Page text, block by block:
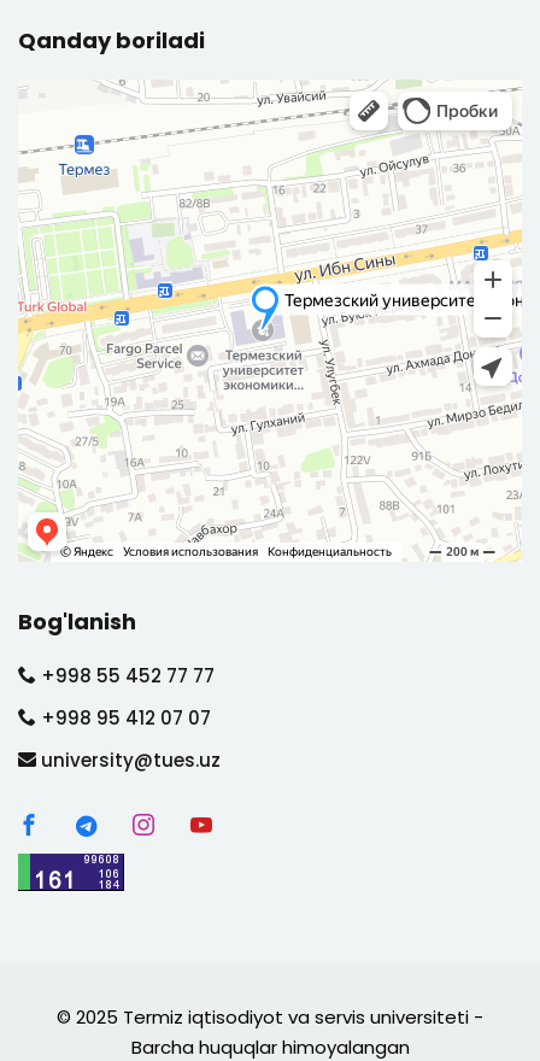
Qanday boriladi
Bog'lanish
+998 55 452 77 77
+998 95 412 07 07
university@tues.uz
© 2025 Termiz iqtisodiyot va servis universiteti -
Barcha huquqlar himoyalangan